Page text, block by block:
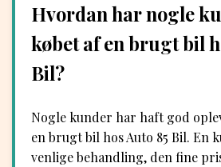
Hvordan har nogle
købet af en brugt bil
Bil?
Nogle kunder har haft god
en brugt bil hos Auto 85 Bil. En
venlige behandling, den fine